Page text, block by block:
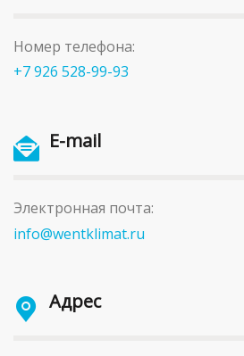
Номер телефона:
+7 926 528-99-93
E-mail
Электронная почта:
info@wentklimat.ru
Адрес